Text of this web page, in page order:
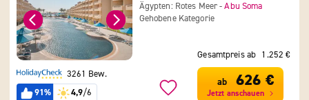
Ägypten: Rotes Meer -Abu Soma
Gehobene Kategorie
3261 Bew.
91%
4,9/6
Gesamtpreis ab 1.252 €
ab 626 €
Jetzt anschauen